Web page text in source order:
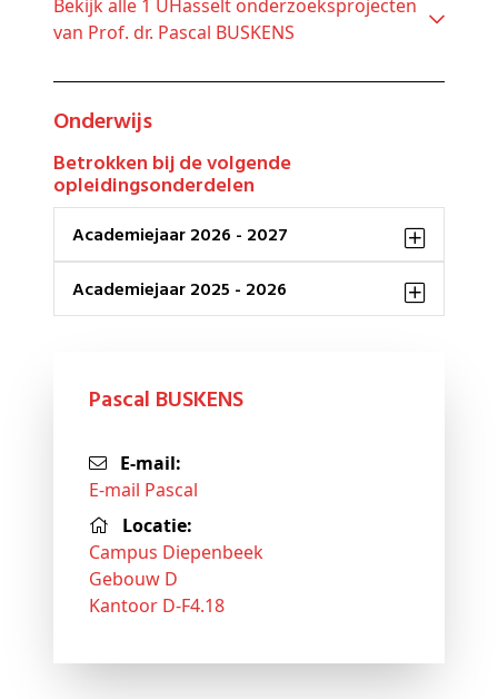
Bekijk alle 1 UHasselt onderzoeksprojecten
van Prof. dr. Pascal BUSKENS
Onderwijs
Betrokken bij de volgende
opleidingsonderdelen
Academiejaar 2026 - 2027
Academiejaar 2025 - 2026
Pascal BUSKENS
E-mail:
E-mail Pascal
Locatie:
Campus Diepenbeek
Gebouw D
Kantoor D-F4.18